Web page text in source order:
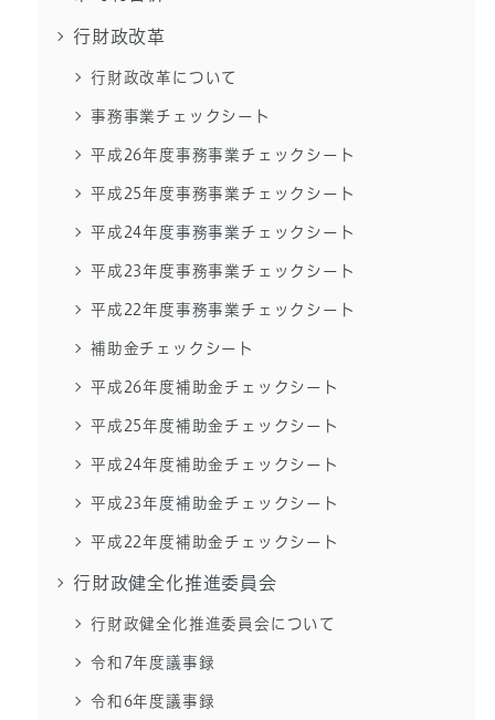
行財政改革
行財政改革について
事務事業チェックシート
平成26年度事務事業チェックシート
平成25年度事務事業チェックシート
平成24年度事務事業チェックシート
平成23年度事務事業チェックシート
平成22年度事務事業チェックシート
補助金チェックシート
平成26年度補助金チェックシート
平成25年度補助金チェックシート
平成24年度補助金チェックシート
平成23年度補助金チェックシート
平成22年度補助金チェックシート
行財政健全化推進委員会
行財政健全化推進委員会について
令和7年度議事録
令和6年度議事録